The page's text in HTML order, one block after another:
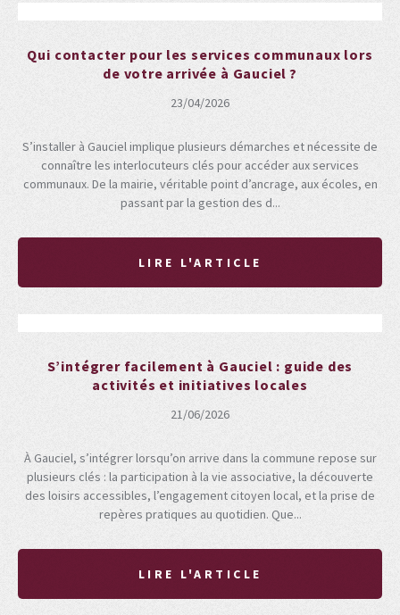
Qui contacter pour les services communaux lors
de votre arrivée à Gauciel ?
23/04/2026
S’installer à Gauciel implique plusieurs démarches et nécessite de
connaître les interlocuteurs clés pour accéder aux services
communaux. De la mairie, véritable point d’ancrage, aux écoles, en
passant par la gestion des d...
LIRE L'ARTICLE
S’intégrer facilement à Gauciel : guide des
activités et initiatives locales
21/06/2026
À Gauciel, s’intégrer lorsqu’on arrive dans la commune repose sur
plusieurs clés : la participation à la vie associative, la découverte
des loisirs accessibles, l’engagement citoyen local, et la prise de
repères pratiques au quotidien. Que...
LIRE L'ARTICLE